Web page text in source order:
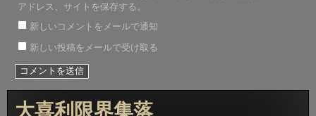
アドレス、サイトを保存する。
新しいコメントをメールで通知
新しい投稿をメールで受け取る
大喜利限界集落